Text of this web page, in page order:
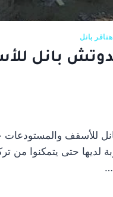
هناقر بانل
بانل
للأسقف والمستودعات
لديها حتى يتمكنوا